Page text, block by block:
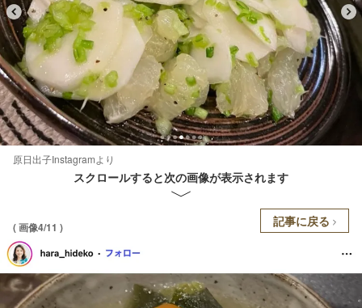
原日出子Instagramより
スクロールすると次の画像が表示されます
( 画像4/11 ) 記事に戻る